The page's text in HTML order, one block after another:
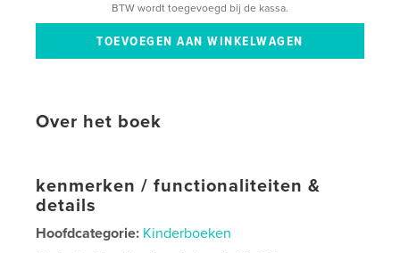
BTW wordt toegevoegd bij de kassa.
Over het boek
kenmerken / functionaliteiten &
details
Hoofdcategorie: Kinderboeken